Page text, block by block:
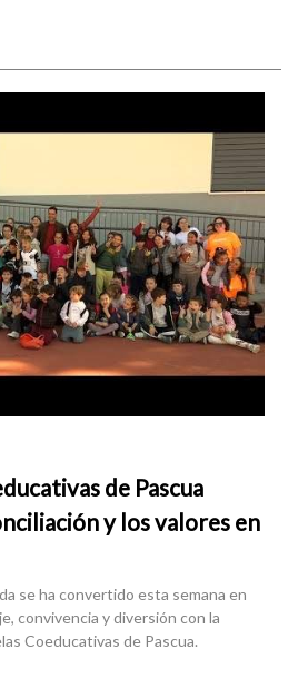
de Pascua
y los valores en
se ha convertido esta semana en
convivencia y diversión con la
Coeducativas de Pascua.